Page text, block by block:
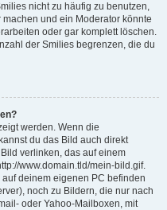
nicht zu häufig zu benutzen,
und ein Moderator könnte
oder gar komplett löschen.
der Smilies begrenzen, die du
werden. Wenn die
du das Bild auch direkt
verlinken, das auf einem
www.domain.tld/mein-bild.gif.
deinem eigenen PC befinden
noch zu Bildern, die nur nach
oder Yahoo-Mailboxen, mit